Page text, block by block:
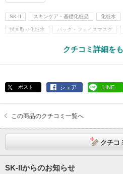
SK-II スキンケア・基礎化粧品 化粧水
拭き取り化粧水 パック・フェイスマスク
クチコミ詳細を
ポスト シェア LINE
この商品のクチコミ一覧へ
クチコ
SK-IIからのお知らせ